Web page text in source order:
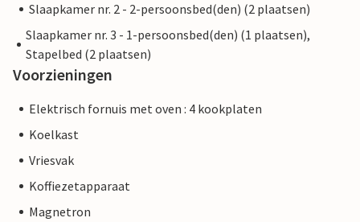
Slaapkamer nr. 2 - 2-persoonsbed(den) (2 plaatsen)
Slaapkamer nr. 3 - 1-persoonsbed(den) (1 plaatsen),
Stapelbed (2 plaatsen)
Voorzieningen
Elektrisch fornuis met oven : 4 kookplaten
Koelkast
Vriesvak
Koffiezetapparaat
Magnetron